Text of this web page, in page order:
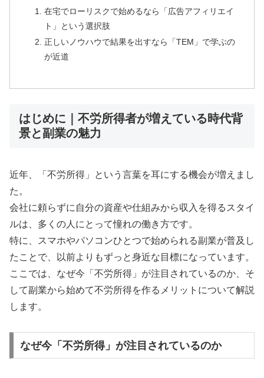
在宅でローリスクで始めるなら「広告アフィリエイ
ト」という選択肢
正しいノウハウで結果を出すなら「TEM」で学ぶの
が近道
はじめに｜不労所得者が増えている時代背
景と副業の魅力
近年、「不労所得」という言葉を耳にする機会が増えまし
た。
会社に頼らずに自分の資産や仕組みから収入を得るスタイ
ルは、多くの人にとって憧れの働き方です。
特に、スマホやパソコンひとつで始められる副業が普及し
たことで、以前よりもずっと身近な目標になっています。
ここでは、なぜ今「不労所得」が注目されているのか、そ
して副業から始めて不労所得を作るメリットについて解説
します。
なぜ今「不労所得」が注目されているのか